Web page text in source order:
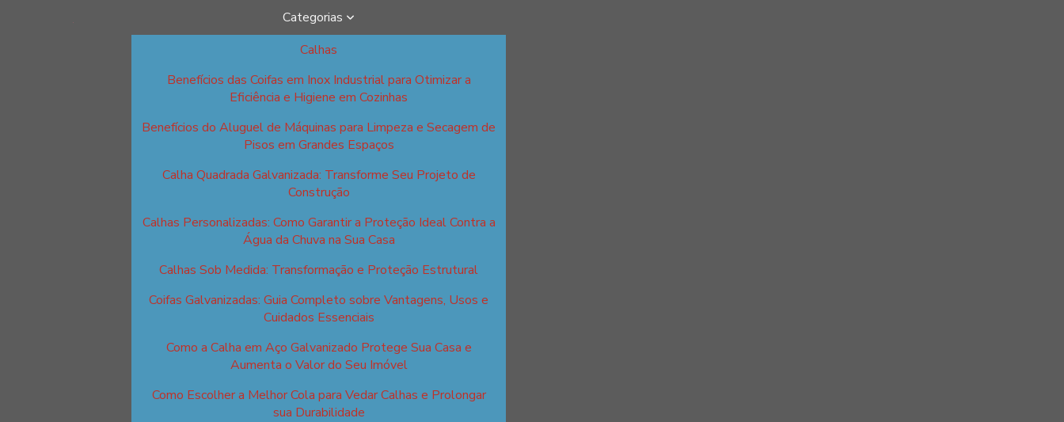
Categorias
Calhas
Benefícios das Coifas em Inox Industrial para Otimizar a
Eficiência e Higiene em Cozinhas
Benefícios do Aluguel de Máquinas para Limpeza e Secagem de
Pisos em Grandes Espaços
Calha Quadrada Galvanizada: Transforme Seu Projeto de
Construção
Calhas Personalizadas: Como Garantir a Proteção Ideal Contra a
Água da Chuva na Sua Casa
Calhas Sob Medida: Transformação e Proteção Estrutural
Coifas Galvanizadas: Guia Completo sobre Vantagens, Usos e
Cuidados Essenciais
Como a Calha em Aço Galvanizado Protege Sua Casa e
Aumenta o Valor do Seu Imóvel
Como Escolher a Melhor Cola para Vedar Calhas e Prolongar
sua Durabilidade